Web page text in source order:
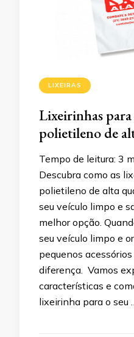
LIXEIRAS
Lixeirinhas
polietileno de
Tempo de leitura: 3
Descubra como as
polietileno de alta
seu veículo limpo e
melhor opção.
seu veículo limpo e
pequenos
diferença. Vamos
características e
lixeirinha para o seu